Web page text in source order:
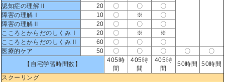
認知症の理解Ⅱ
20 〇 〇
〇
障害の理解Ⅰ
10 〇 ※
〇
障害の理解Ⅱ
20 〇 〇
〇
こころとからだのしくみⅠ
20 〇 ※
※
こころとからだのしくみⅡ
60 〇 〇
〇
医療的ケア
50 〇 〇 〇 〇
〇
【自宅学習時間数】
405時
間
405時
間
405時
間
50時間
50時間
スクーリング